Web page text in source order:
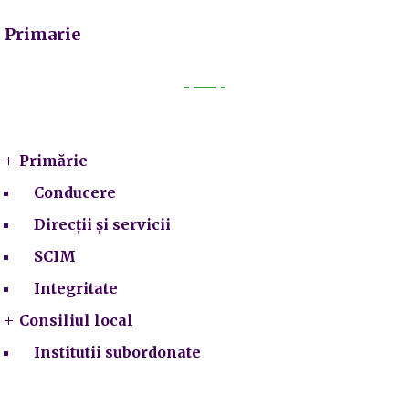
Primarie
Primărie
Conducere
Direcții și servicii
SCIM
Integritate
Consiliul local
Institutii subordonate